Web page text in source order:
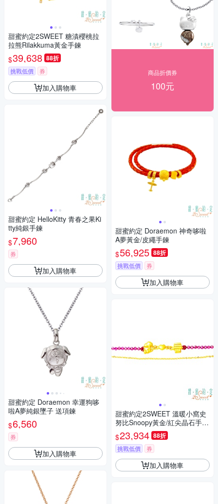
甜蜜約定2SWEET 糖漬櫻桃拉
拉熊Rilakkuma黃金手鍊
$39,638 88折
挑戰低價 券
加入購物車
甜蜜約定 HelloKitty 青春之果Ki
tty純銀手鍊
$7,960
券
加入購物車
甜蜜約定 Doraemon 幸運狗哆
啦A夢純銀墜子 送項鍊
$6,560
券
加入購物車
商品折價券
100元
甜蜜約定 Doraemon 神奇哆啦
A夢黃金/皮繩手鍊
$56,925 88折
挑戰低價 券
加入購物車
甜蜜約定2SWEET 溫暖小窩史
努比Snoopy黃金/紅尖晶石手
鍊-雙鍊款
$23,934 88折
挑戰低價 券
加入購物車